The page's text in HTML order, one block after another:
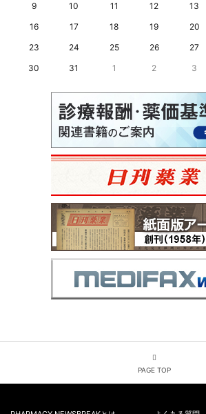
9
10 11 12 13
16
17 18 19 20
23
24 25 26 27
30
31 1 2 3
PAGE TOP